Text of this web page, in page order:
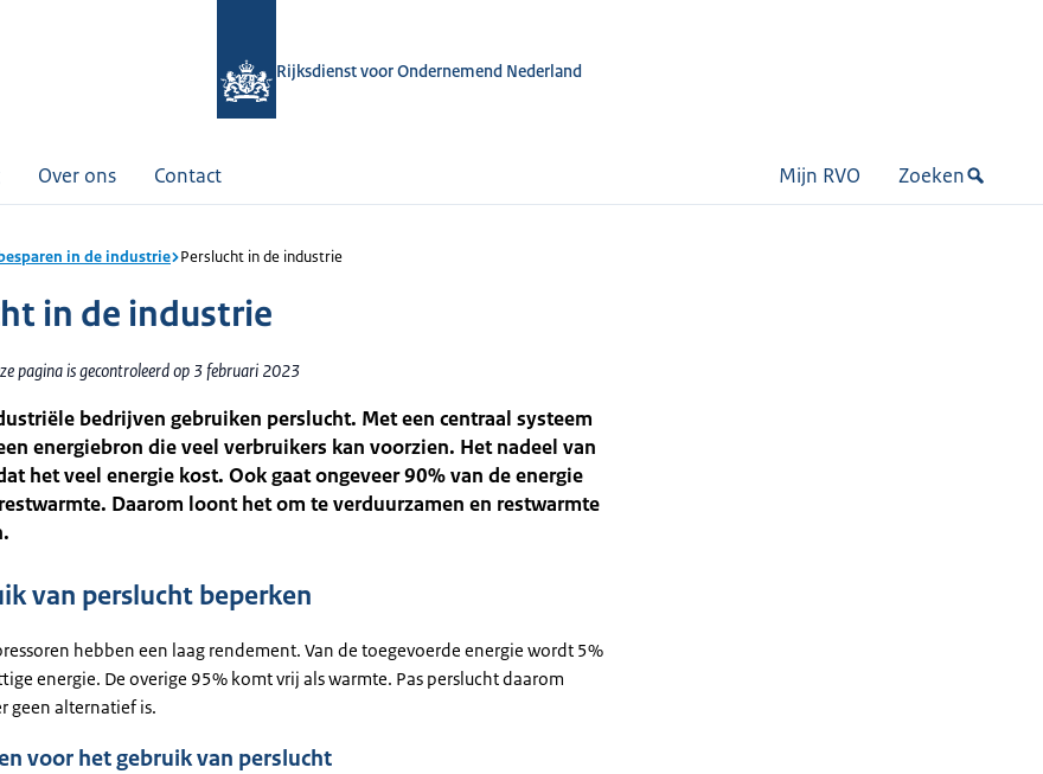
Rijksdienst voor Ondernemend Nederland
Over ons Contact Mijn RVO Zoeken
in de industrie Perslucht in de industrie
in de industrie
pagina is gecontroleerd op 3 februari 2023
bedrijven gebruiken perslucht. Met een centraal systeem
energiebron die veel verbruikers kan voorzien. Het nadeel van
het veel energie kost. Ook gaat ongeveer 90% van de energie
Daarom loont het om te verduurzamen en restwarmte
van perslucht beperken
hebben een laag rendement. Van de toegevoerde energie wordt 5%
energie. De overige 95% komt vrij als warmte. Pas perslucht daarom
geen alternatief is.
voor het gebruik van perslucht